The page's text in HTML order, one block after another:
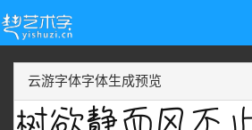
云游字体字体生成预览